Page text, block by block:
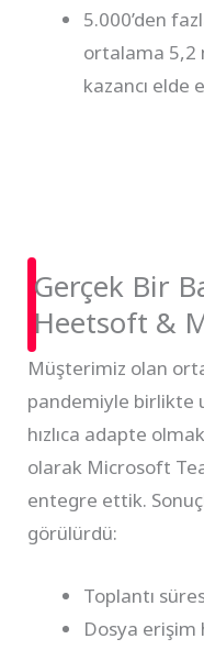
5.000’den
ortalama 5,2
kazancı elde
Gerçek Bir
Heetsoft &
Müşterimiz olan
pandemiyle birlikte
hızlıca adapte
olarak Microsoft
entegre ettik.
görülürdü:
Toplantı
Dosya erişim